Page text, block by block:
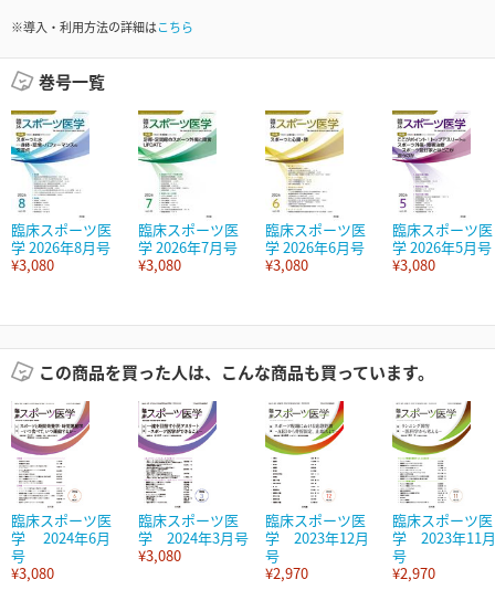
※導入・利用方法の詳細はこちら
巻号一覧
臨床スポーツ医
学 2026年8月号
¥3,080
臨床スポーツ医
学 2026年7月号
¥3,080
臨床スポーツ医
学 2026年6月号
¥3,080
臨床スポーツ医
学 2026年5月号
¥3,080
この商品を買った人は、こんな商品も買っています。
臨床スポーツ医
学 2024年6月
号
¥3,080
臨床スポーツ医
学 2024年3月号
¥3,080
臨床スポーツ医
学 2023年12月
号
¥2,970
臨床スポーツ医
学 2023年11月
号
¥2,970